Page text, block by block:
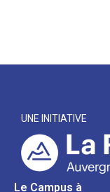
UNE INITIATIVE
Le Campus à